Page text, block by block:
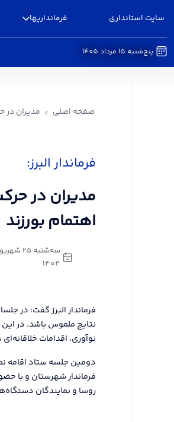
سایت استانداری فرمانداریها
پنج‌شنبه 15 مرداد 1405
صفحه اصلی مدیران در
فرماندار البرز:
مدیران در
اهتمام بورزند
سه‌شنبه 25
1404
فرماندار البرز گفت: در
نتایج ملموس باشد. در این
نوآوری، اقدامات
فرماندار شهرستان و با
روسا و نمایندگان